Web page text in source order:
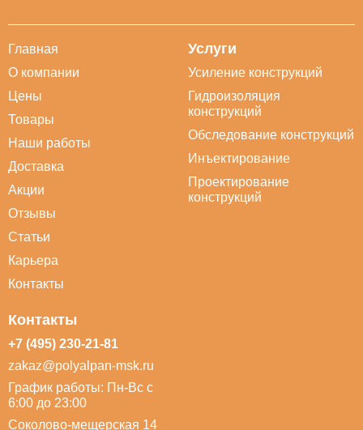
Главная
О компании
Цены
Товары
Наши работы
Доставка
Акции
Отзывы
Статьи
Карьера
Контакты
Услуги
Усиление конструкций
Гидроизоляция
конструкций
Обследование конструкций
Инъектирование
Проектирование
конструкций
Контакты
+7 (495) 230-21-81
zakaz@polyalpan-msk.ru
График работы: Пн-Вс с
6:00 до 23:00
Соколово-мещерская 14